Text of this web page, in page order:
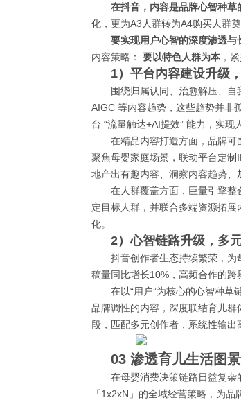
在抖音，内容是品牌心智种草
化，更为A3人群转为A4购买人群奠
要实现用户心智的深度渗透与
内容策略：
要以特色人群为本 ，
1）平台内容建设升级
围绕归属认同、治愈解压、
AIGC 等内容趋势，这些趋势并非
台 “流量触达+AI提效” 能力，实现
在精品内容打造方面，品牌可
聚焦母婴家庭场景，联动平台定
地产出有趣内容、洞察内容趋势、
在人群覆盖方面，巨量引擎
定目标人群，并联合多端资源拓
化。
2）心智链路升级，多
抖音创作者生态持续繁荣，
稿量同比增长10%，高频合作的跨
在以“用户”为核心的心智种
品牌调性的内容，深度联结育儿
段，匹配多元创作者，系统性输出
03 渗透育儿生活图
在母婴消费决策链路日益复
「1x2xN」的全域经营策略，为